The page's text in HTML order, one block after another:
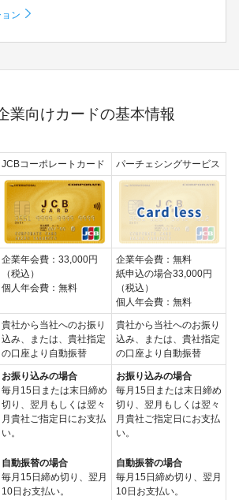
ン
業向けカードの基本情報
JCBコーポレートカード パーチェシングサービス
企業年会費：33,000円
（税込）
個人年会費：無料
企業年会費：無料
紙申込の場合33,000円
（税込）
個人年会費：無料
貴社から当社へのお振り
込み、または、貴社指定
の口座より自動振替
貴社から当社へのお振り
込み、または、貴社指定
の口座より自動振替
お振り込みの場合
毎月15日または末日締め
切り、翌月もしくは翌々
月貴社ご指定日にお支払
い。
自動振替の場合
毎月15日締め切り、翌月
10日お支払い。
お振り込みの場合
毎月15日または末日締め
切り、翌月もしくは翌々
月貴社ご指定日にお支払
い。
自動振替の場合
毎月15日締め切り、翌月
10日お支払い。